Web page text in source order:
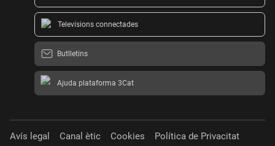
Televisions connectades
Butlletins
Ajuda plataforma 3Cat
Avís legal Canal ètic Cookies Política de Privacitat